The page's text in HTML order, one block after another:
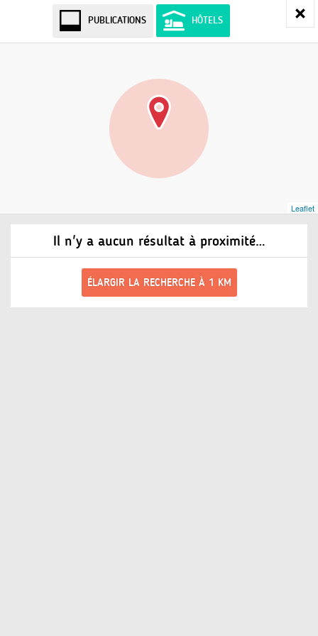
PUBLICATIONS HÔTELS
Il n'y a aucun résultat à proximité…
ÉLARGIR LA RECHERCHE À 1 KM
Leaflet